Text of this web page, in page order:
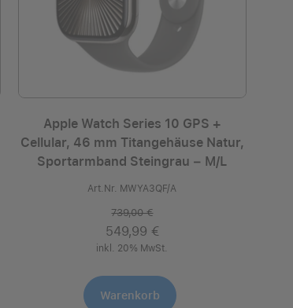
Apple Watch Series 10 GPS +
Cellular, 46 mm Titangehäuse Natur,
Sportarmband Steingrau ­− M/L
Art.Nr. MWYA3QF/A
739,00 €
549,99 €
inkl. 20% MwSt.
Warenkorb